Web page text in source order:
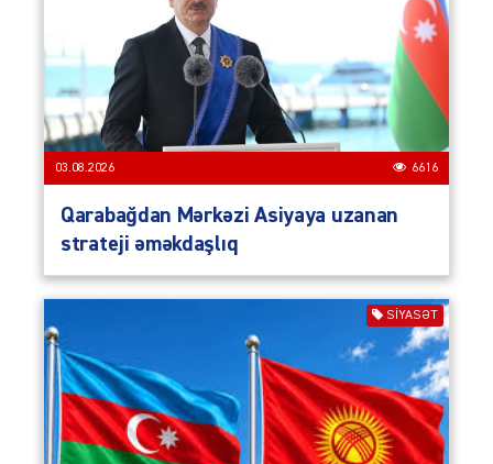
03.08.2026 6616
Qarabağdan Mərkəzi Asiyaya uzanan
strateji əməkdaşlıq
SIYASƏT